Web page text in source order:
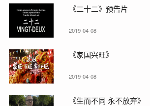
《二十二》预告片
2019-04-08
《家国兴旺》
2019-04-08
《生而不同 永不放弃》